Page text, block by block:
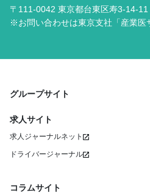
〒111-0042 東京都台東区寿3-14-
※お問い合わせは東京支社「産業医
グループサイト
求人サイト
求人ジャーナルネット
ドライバージャーナル
コラムサイト